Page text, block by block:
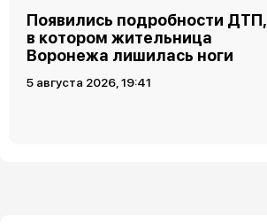
Появились подробности ДТП,
в котором жительница
Воронежа лишилась ноги
5 августа 2026, 19:41